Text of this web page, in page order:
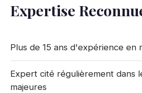
Expertise
Plus de 15 ans d'expérience en
Expert cité régulièrement dans
majeures